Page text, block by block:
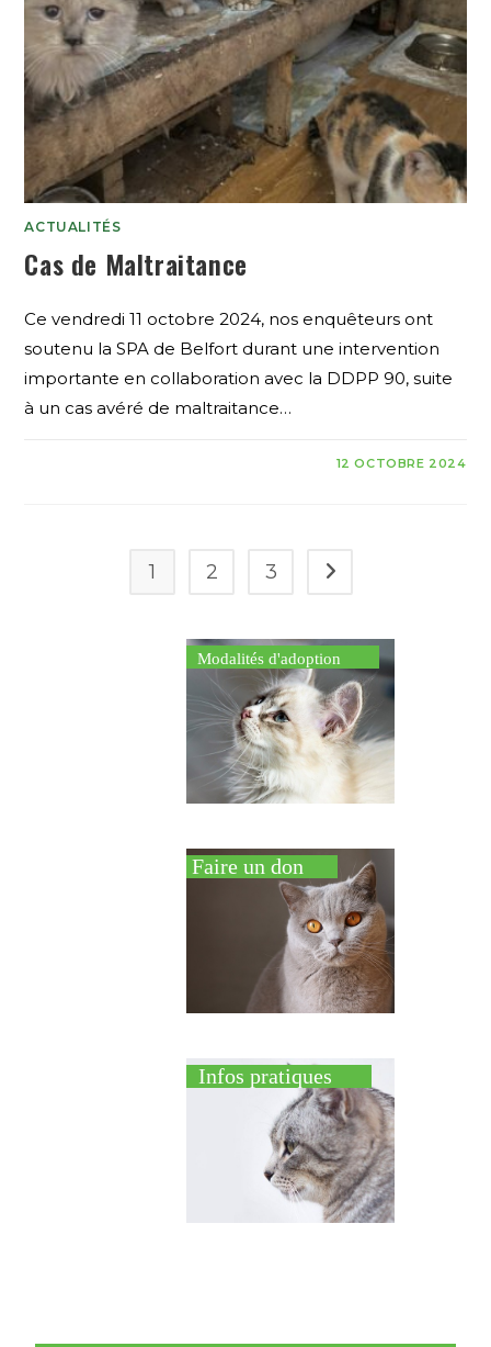
ACTUALITÉS
Cas de Maltraitance
Ce vendredi 11 octobre 2024, nos enquêteurs ont
soutenu la SPA de Belfort durant une intervention
importante en collaboration avec la DDPP 90, suite
à un cas avéré de maltraitance…
12 OCTOBRE 2024
1 2 3